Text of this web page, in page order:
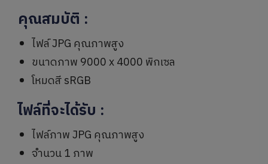
คุณสมบัติ :
ไฟล์ JPG คุณภาพสูง
ขนาดภาพ 9000 x 4000 พิกเซล
โหมดสี sRGB
ไฟล์ที่จะได้รับ :
ไฟล์ภาพ JPG คุณภาพสูง
จำนวน 1 ภาพ